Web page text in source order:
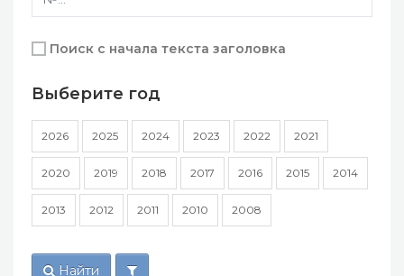
Поиск с начала текста заголовка
Выберите год
2026 2025 2024 2023 2022 2021
2020 2019 2018 2017 2016 2015 2014
2013 2012 2011 2010 2008
Найти